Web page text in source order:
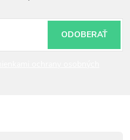
ODOBERAŤ